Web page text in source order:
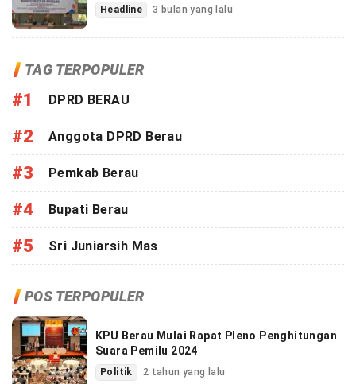
Headline 3 bulan yang lalu
TAG TERPOPULER
#1 DPRD BERAU
#2 Anggota DPRD Berau
#3 Pemkab Berau
#4 Bupati Berau
#5 Sri Juniarsih Mas
POS TERPOPULER
KPU Berau Mulai Rapat Pleno Penghitungan
Suara Pemilu 2024
Politik 2 tahun yang lalu